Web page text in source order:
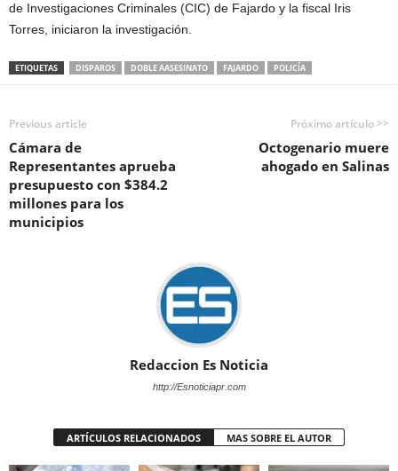
de Investigaciones Criminales (CIC) de Fajardo y la fiscal Iris
Torres, iniciaron la investigación.
ETIQUETAS DISPAROS DOBLE AASESINATO FAJARDO POLICÍA
Previous article
Cámara de
Representantes aprueba
presupuesto con $384.2
millones para los
municipios
Próximo artículo >>
Octogenario muere
ahogado en Salinas
Redaccion Es Noticia
http://Esnoticiapr.com
ARTÍCULOS RELACIONADOS MAS SOBRE EL AUTOR